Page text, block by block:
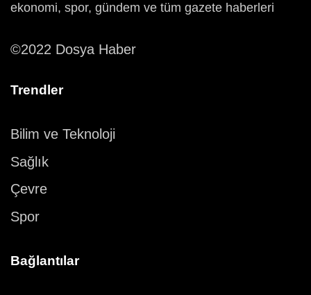
ekonomi, spor, gündem ve tüm gazete haberleri
©2022 Dosya Haber
Trendler
Bilim ve Teknoloji
Sağlık
Çevre
Spor
Bağlantılar